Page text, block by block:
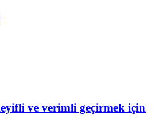
ve verimli geçirmek için